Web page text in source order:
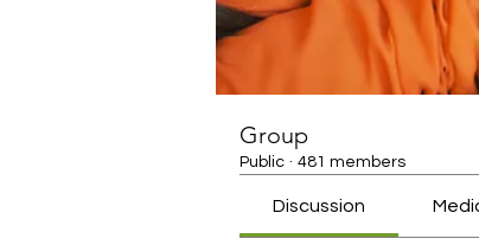
Group
Public · 481 members
Discussion